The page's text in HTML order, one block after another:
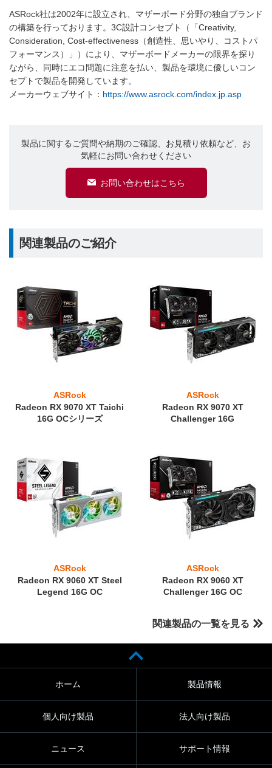
ASRock社は2002年に設立され、マザーボード分野の独自ブランド
の構築を行っております。3C設計コンセプト（「Creativity,
Consideration, Cost-effectiveness（創造性、思いやり、コストパ
フォーマンス）」）により、マザーボードメーカーの限界を探り
ながら、同時にエコ問題に注意を払い、製品を環境に優しいコン
セプトで製品を開発しています。
メーカーウェブサイト： https://www.asrock.com/index.jp.asp
製品に関するご質問や納期のご確認、お見積り依頼など、お
気軽にお問い合わせください
お問い合わせはこちら
関連製品のご紹介
ASRock
Radeon RX 9070 XT Taichi
16G OCシリーズ
ASRock
Radeon RX 9070 XT
Challenger 16G
ASRock
Radeon RX 9060 XT Steel
Legend 16G OC
ASRock
Radeon RX 9060 XT
Challenger 16G OC
関連製品の一覧を見る
ホーム 製品情報
個人向け製品 法人向け製品
ニュース サポート情報